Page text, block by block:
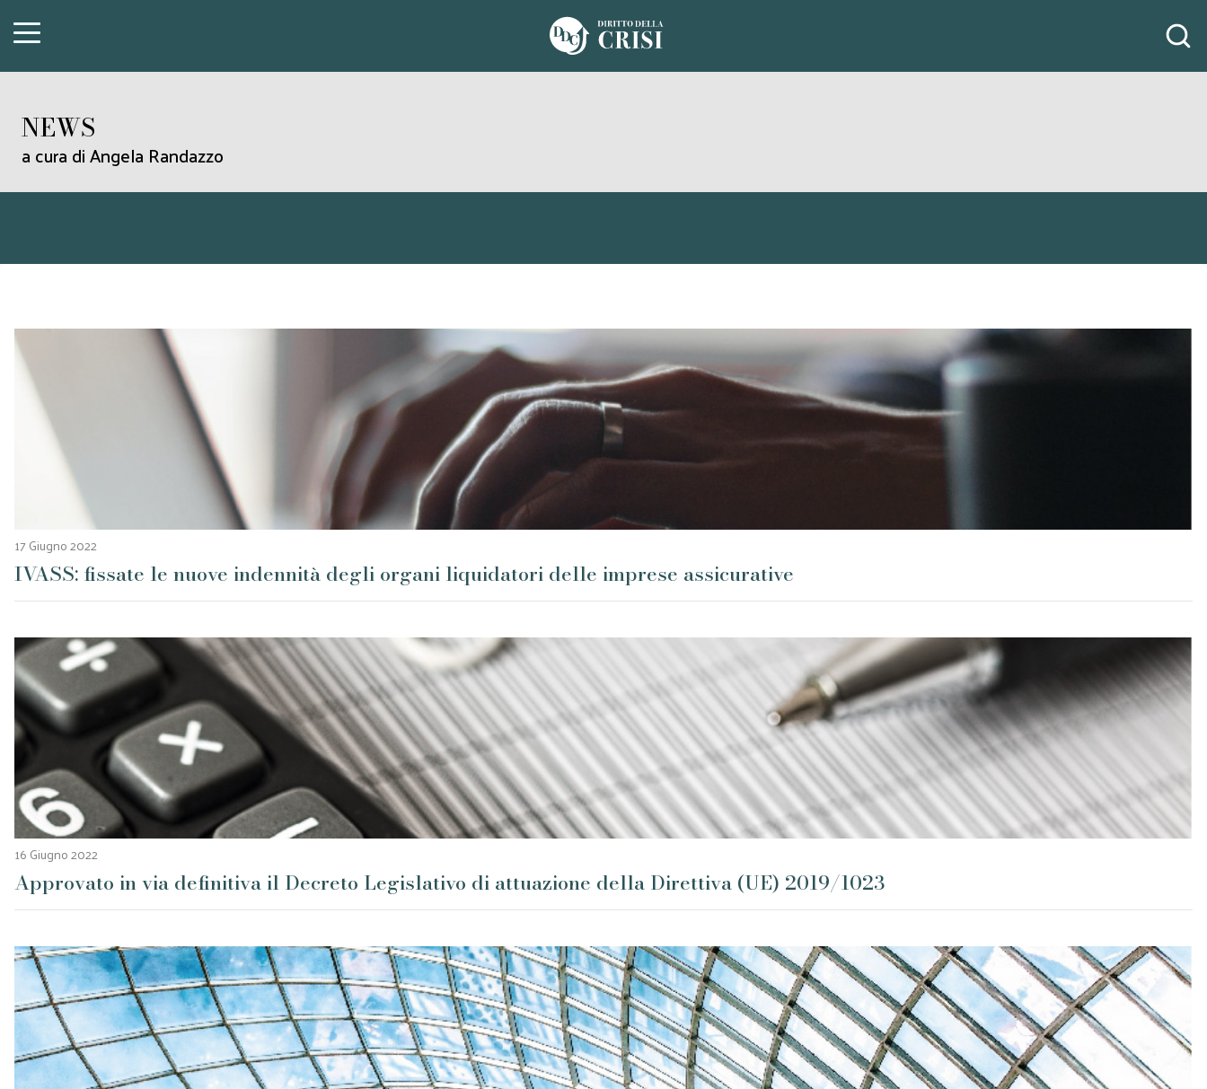
NEWS
a cura di Angela Randazzo
17 Giugno 2022
IVASS: fissate le nuove indennità degli organi liquidatori delle imprese assicurative
16 Giugno 2022
Approvato in via definitiva il Decreto Legislativo di attuazione della Direttiva (UE) 2019/1023